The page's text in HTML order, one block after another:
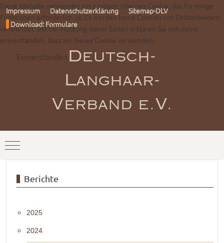
Impressum Datenschutzerklärung
Sitemap-DLV
Download: Formulare
Deutsch-
Langhaar-
Verband e.V.
Mobile Menu Toggle
Berichte
2025
2024
Diese Website verwendet ein einziges, internes Cookie, das für einige
Funktionen erforderlich ist. Es werden keine Cookies von Drittanbietern
verwendet. Mit der Nutzung dieser Seiten erklären Sie sich damit
einverstanden, dass wir dieses Cookie verwenden.
Einverstanden